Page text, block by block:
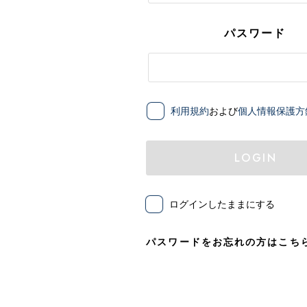
パスワード
利用規約および個人情報保護方
LOGIN
ログインしたままにする
パスワードをお忘れの方はこち